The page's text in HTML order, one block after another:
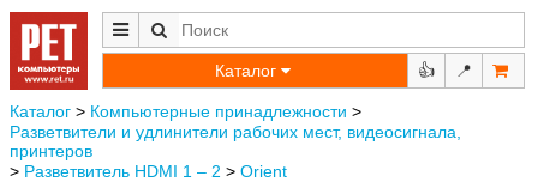
Каталог 👍 📍
Каталог > Компьютерные принадлежности >
Разветвители и удлинители рабочих мест, видеосигнала,
принтеров
> Разветвитель HDMI 1 – 2 > Orient